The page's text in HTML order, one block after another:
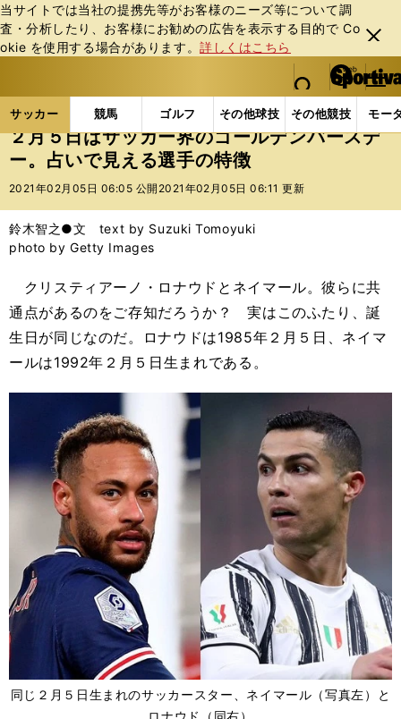
当サイトでは当社の提携先等がお客様のニーズ等について調
査・分析したり、お客様にお勧めの広告を表⽰する⽬的で Co
okie を使⽤する場合があります。詳しくはこちら
閉じ
る
web Sportiva (webスポルティーバ)
検索
マイペ
ー
ジ
メニュ
サッカー 競馬 ゴルフ その他球技 その他競技 モー
ス
ポ
ル
バ
サッカーの記事一覧 海外サッカー 海外サッカー
２月５日はサッカー界のゴールデンバースデ
ー。占いで見える選手の特徴
2021年02月05日 06:05 公開 2021年02月05日 06:11 更新
鈴木智之●文 text by Suzuki Tomoyuki
photo by Getty Images
クリスティアーノ・ロナウドとネイマール。彼らに共
通点があるのをご存知だろうか？ 実はこのふたり、誕
生日が同じなのだ。ロナウドは1985年２月５日、ネイマ
ールは1992年２月５日生まれである。
同じ２月５日生まれのサッカースター、ネイマール（写真左）と
ロナウド（同右）